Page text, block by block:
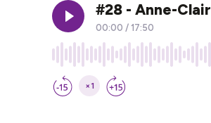
#28 - Anne-
00:00 / 17:50
×1